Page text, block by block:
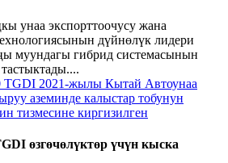
унаа экспорттоочусу жана
дүйнөлүк лидери
муундагы гибрид системасынын
өзгөчөлүктөр үчүн кыска